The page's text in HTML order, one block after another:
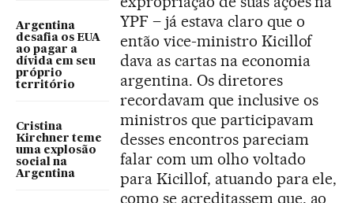
Argentina
desafia os EUA
ao pagar a
dívida em seu
próprio
território
Cristina
Kirchner teme
uma explosão
social na
Argentina
YPF – já estava claro que o
então vice-ministro Kicillof
dava as cartas na economia
argentina. Os diretores
recordavam que inclusive os
ministros que participavam
desses encontros pareciam
falar com um olho voltado
para Kicillof, atuando para ele,
como se acreditassem que, ao